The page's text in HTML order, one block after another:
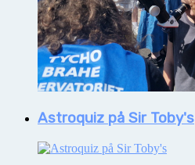
Astroquiz på Sir Toby's